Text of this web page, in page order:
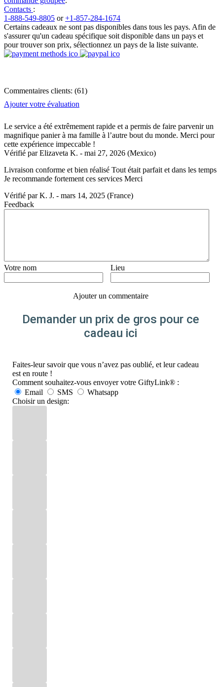
Contacts :
1-888-549-8805 or+1-857-284-1674
Certains cadeaux ne sont pas disponibles dans tous les pays. Afin de
s'assurer qu'un cadeau spécifique soit disponible dans un pays et
pour trouver son prix, sélectionnez un pays de la liste suivante.
Commentaires clients: (61)
Ajouter votre évaluation
Le service a été extrêmement rapide et a permis de faire parvenir un
magnifique panier à ma famille à l’autre bout du monde. Merci pour
cette expérience impeccable !
Vérifié parElizaveta K. - mai 27, 2026 (Mexico)
Livraison conforme et bien réalisé Tout était parfait et dans les temps
Je recommande fortement ces services Merci
Vérifié parK. J. - mars 14, 2025 (France)
Feedback
Votre nom Lieu
Ajouter un commentaire
Demander un prix de gros pour ce
cadeau ici
Faites-leur savoir que vous n’avez pas oublié, et leur cadeau
est en route !
Comment souhaitez-vous envoyer votre GiftyLink® :
Email
SMS
Whatsapp
Choisir un design: